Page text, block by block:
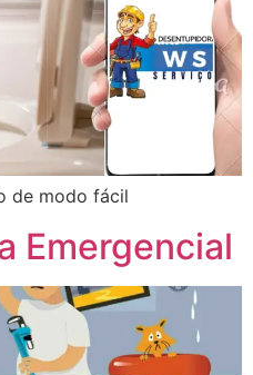
de modo fácil
Emergencial